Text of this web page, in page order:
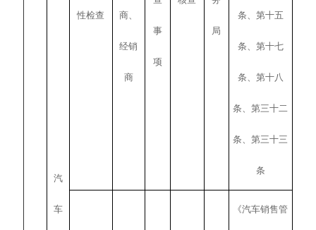
汽
车
性检查 商、
经销
商
事
项
局
条、第十五
条、第十七
条、第十八
条、第三十二
条、第三十三
条
《汽车销售管